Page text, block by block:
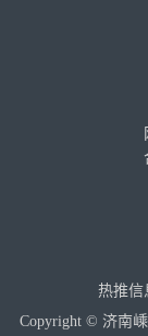
热推信
Copyright © 济南